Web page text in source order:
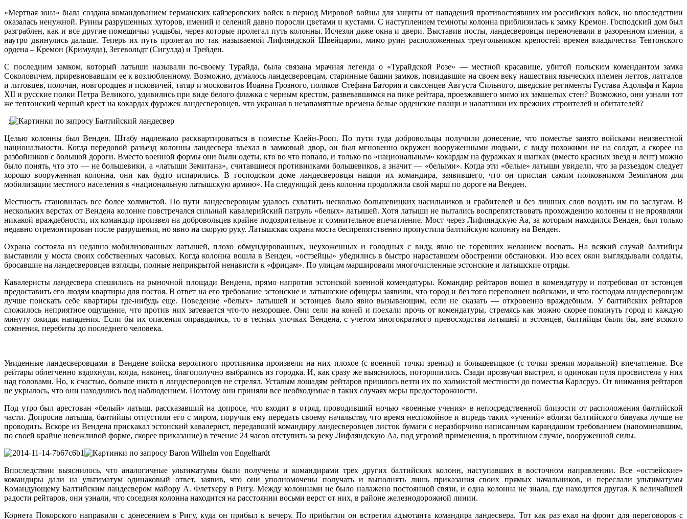
«Мертвая зона» была создана командованием германских кайзеровских войск в период Мировой войны для защиты от нападений противостоявших им российских войск, но впоследствии
оказалась ненужной. Руины разрушенных хуторов, имений и селений давно поросли цветами и кустами. С наступлением темноты колонна приблизилась к замку Кремон. Господский дом был
разграблен, как и все другие помещичьи усадьбы, через которые пролегал путь колонны. Исчезли даже окна и двери. Выставив посты, ландесверовцы переночевали в разоренном имении, а
наутро двинулись дальше. Теперь их путь пролегал по так называемой Лифляндской Швейцарии, мимо руин расположенных треугольником крепостей времен владычества Тевтонского
ордена – Кремон (Кримулда), Зегевольдт (Сигулда) и Трейден.
С последним замком, который латыши называли по-своему Турайда, была связана мрачная легенда о «Турайдской Розе» — местной красавице, убитой польским комендантом замка
Соколовичем, приревновавшим ее к возлюбленному. Возможно, думалось ландесверовцам, старинные башни замков, повидавшие на своем веку нашествия языческих племен леттов, латгалов
и литовцев, полочан, новгородцев и псковичей, татар и московитов Иоанна Грозного, поляков Стефана Батория и саксонцев Августа Сильного, шведские регименты Густава Адольфа и Карла
XII и русские полки Петра Великого, удивились при виде белого флажка с черным крестом, развевавшимся на пике рейтара, проезжавшего мимо их замшелых стен? Возможно, они узнали тот
же тевтонский черный крест на кокардах фуражек ландесверовцев, что украшал в незапамятные времена белые орденские плащи и налатники их прежних строителей и обитателей?
;
Целью колонны был Венден. Штабу надлежало расквартироваться в поместье Клейн-Рооп. По пути туда добровольцы получили донесение, что поместье занято войсками неизвестной
национальности. Когда передовой разъезд колонны ландесвера въехал в замковый двор, он был мгновенно окружен вооруженными людьми, с виду похожими не на солдат, а скорее на
разбойников с большой дороги. Вместо военной формы они были одеты, кто во что попало, и только по «национальным» кокардам на фуражках и шапках (вместо красных звезд и лент) можно
было понять, что это — не большевики, а «латыши Земитана», считавшиеся противниками большевиков, а значит — «белыми». Когда эти «белые» латыши увидели, что за разъездом следует
хорошо вооруженная колонна, они как будто испарились. В господском доме ландесверовцы нашли их командира, заявившего, что он прислан самим полковником Земитаном для
мобилизации местного населения в «национальную латышскую армию». На следующий день колонна продолжила свой марш по дороге на Венден.
Местность становилась все более холмистой. По пути ландесверовцам удалось схватить несколько большевицких насильников и грабителей и без лишних слов воздать им по заслугам. В
нескольких верстах от Вендена колонне повстречался сильный кавалерийский патруль «белых» латышей. Хотя латыши не пытались воспрепятствовать прохождению колонны и не проявляли
никакой враждебности, их командир произвел на добровольцев крайне подозрительное и сомнительное впечатление. Мост через Лифляндскую Аа, за которым находился Венден, был только
недавно отремонтирован после разрушения, но явно на скорую руку. Латышская охрана моста беспрепятственно пропустила балтийскую колонну на Венден.
Охрана состояла из недавно мобилизованных латышей, плохо обмундированных, неухоженных и голодных с виду, явно не горевших желанием воевать. На всякий случай балтийцы
выставили у моста своих собственных часовых. Когда колонна вошла в Венден, «остзейцы» убедились в быстро нараставшем обострении обстановки. Изо всех окон выглядывали солдаты,
бросавшие на ландесверовцев взгляды, полные неприкрытой ненависти к «фрицам». По улицам маршировали многочисленные эстонские и латышские отряды.
Кавалеристы ландесвера спешились на рыночной площади Вендена, прямо напротив эстонской военной комендатуры. Командир рейтаров вошел в комендатуру и потребовал от эстонцев
предоставить его людям квартиры для постоя. В ответ на его требование эстонские и латышские офицеры заявили, что город и без того переполнен войсками, и что господам ландесверовцам
лучше поискать себе квартиры где-нибудь еще. Поведение «белых» латышей и эстонцев было явно вызывающим, если не сказать — откровенно враждебным. У балтийских рейтаров
сложилось неприятное ощущение, что против них затевается что-то нехорошее. Они сели на коней и поехали прочь от комендатуры, стремясь как можно скорее покинуть город и каждую
минуту ожидая нападения. Если бы их опасения оправдались, то в тесных улочках Вендена, с учетом многократного превосходства латышей и эстонцев, балтийцы были бы, вне всякого
сомнения, перебиты до последнего человека.
Увиденные ландесверовцами в Вендене войска вероятного противника произвели на них плохое (с военной точки зрения) и большевицкое (с точки зрения моральной) впечатление. Все
рейтары облегченно вздохнули, когда, наконец, благополучно выбрались из городка. И, как сразу же выяснилось, поторопились. Сзади прозвучал выстрел, и одинокая пуля просвистела у них
над головами. Но, к счастью, больше никто в ландесверовцев не стрелял. Усталым лошадям рейтаров пришлось везти их по холмистой местности до поместья Карлсруэ. От внимания рейтаров
не укрылось, что они находились под наблюдением. Поэтому они приняли все необходимые в таких случаях меры предосторожности.
Под утро был арестован «белый» латыш, рассказавший на допросе, что входит в отряд, проводивший ночью «военные учения» в непосредственной близости от расположения балтийской
части. Допросив латыша, балтийцы отпустили его с миром, поручив ему передать своему начальству, что время неспокойное и впредь таких «учений» вблизи балтийского бивуака лучше не
проводить. Вскоре из Вендена прискакал эстонский кавалерист, передавший командиру ландесверовцев листок бумаги с неразборчиво написанным карандашом требованием (напоминавшим,
по своей крайне невежливой форме, скорее приказание) в течение 24 часов отступить за реку Лифляндскую Аа, под угрозой применения, в противном случае, вооруженной силы.
Впоследствии выяснилось, что аналогичные ультиматумы были получены и командирами трех других балтийских колонн, наступавших в восточном направлении. Все «остзейские»
командиры дали на ультиматум одинаковый ответ, заявив, что они уполномочены получать и выполнять лишь приказания своих прямых начальников, и переслали ультиматумы
Командующему Балтийским ландесвером майору А. Флетхеру в Ригу. Между колоннами не было налажено постоянной связи, и одна колонна не знала, где находится другая. К величайшей
радости рейтаров, они узнали, что соседняя колонна находится на расстоянии восьми верст от них, в районе железнодорожной линии.
Корнета Покорского направили с донесением в Ригу, куда он прибыл к вечеру. По прибытии он встретил адъютанта командира ландесвера. Тот как раз ехал на фронт для переговоров с